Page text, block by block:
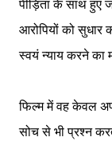
पीड़िता के साथ हुए
आरोपियों को सुधार
स्वयं न्याय करने का
फिल्म में वह केवल
सोच से भी प्रश्न